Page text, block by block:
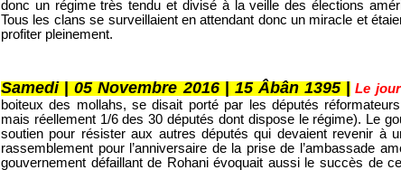
donc un régime très tendu et divisé à la veille des élections
Tous les clans se surveillaient en attendant donc un miracle et
profiter pleinement.
Samedi|05 Novembre 2016| 15 Âbân 1395 Le
boiteux des mollahs, se disait porté par les députés
mais réellement 1/6 des 30 députés dont dispose le régime). Le
soutien pour résister aux autres députés qui devaient revenir à
rassemblement pour l’anniversaire de la prise de l’ambassade
gouvernement défaillant de Rohani évoquait aussi le succès de